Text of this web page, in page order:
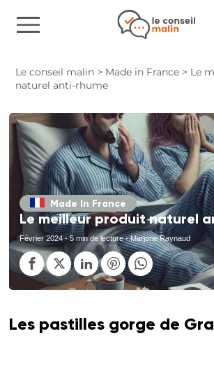
Le conseil malin > Made in France > Le
naturel anti-rhume
Made In France
Le meilleur produit naturel
Février 2024- 5 min de lecture - Marjorie Raynaud
Les pastilles gorge de